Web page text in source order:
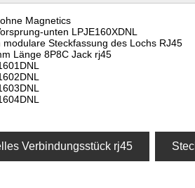
Magnetics
unten LPJE160XDNL
modulare Steckfassung des Lochs RJ45
Länge 8P8C Jack rj45
Verbindungsstück rj45